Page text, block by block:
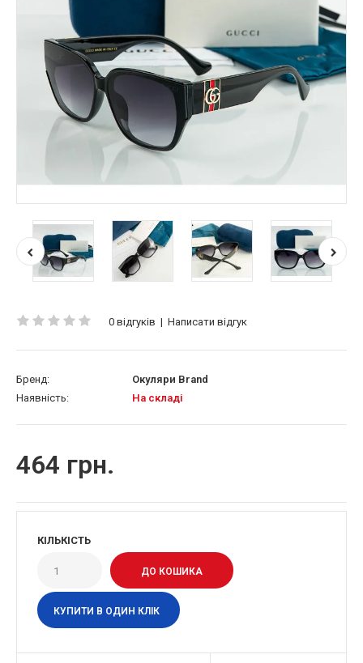
0 відгуків | Написати відгук
Бренд:
Окуляри Brand
Наявність:
На складі
464 грн.
КІЛЬКІСТЬ
КУПИТИ В ОДИН КЛІК